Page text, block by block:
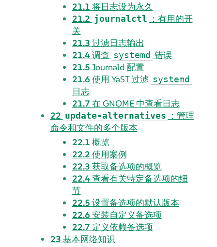
21.1 将日志设为永久
21.2 journalctl
：有用的开
关
21.3 过滤日志输出
21.4调查 systemd 错误
21.5 Journald 配置
21.6 使用 YaST 过滤 systemd
日志
21.7 在 GNOME 中查看日志
22 update-alternatives
：管理
命令和文件的多个版本
22.1 概览
22.2 使用案例
22.3 获取备选项的概览
22.4查看有关特定备选项的细
节
22.5 设置备选项的默认版本
22.6 安装自定义备选项
22.7 定义依赖备选项
23 基本网络知识